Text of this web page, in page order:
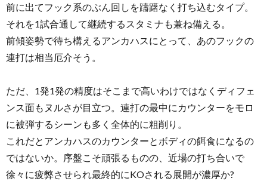
前に出てフック系のぶん回しを躊躇なく打ち込むタイプ。
それを1試合通して継続するスタミナも兼ね備える。
前傾姿勢で待ち構えるアンカハスにとって、あのフックの
連打は相当厄介そう。
ただ、1発1発の精度はそこまで高いわけではなくディフェ
ンス面もヌルさが目立つ。連打の最中にカウンターをモロ
に被弾するシーンも多く全体的に粗削り。
これだとアンカハスのカウンターとボディの餌食になるの
ではないか。序盤こそ頑張るものの、近場の打ち合いで
徐々に疲弊させられ最終的にKOされる展開が濃厚か?